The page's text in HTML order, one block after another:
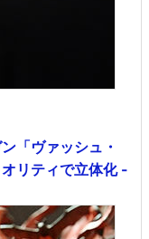
「ヴァッシュ・
リティで立体化 -